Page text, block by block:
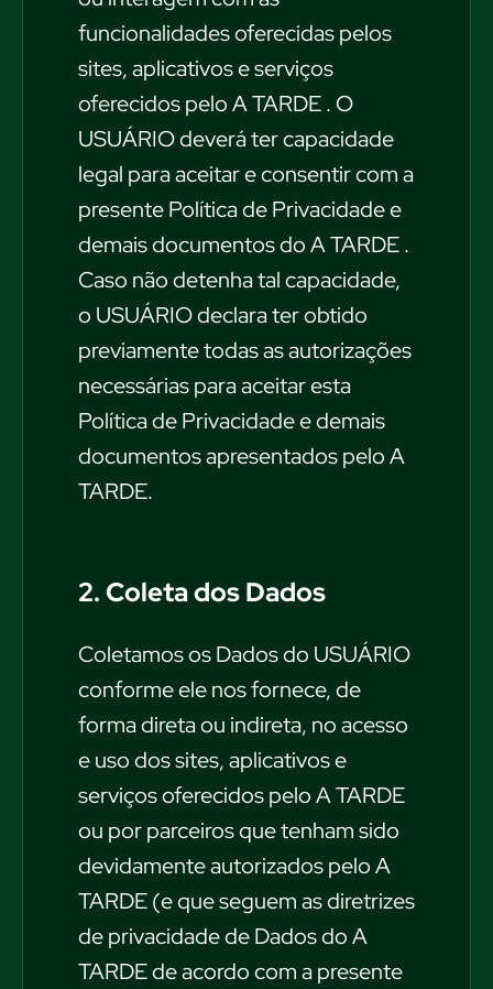
funcionalidades oferecidas pelos
sites, aplicativos e serviços
oferecidos pelo A TARDE . O
USUÁRIO deverá ter capacidade
legal para aceitar e consentir com a
presente Política de Privacidade e
demais documentos do A TARDE .
Caso não detenha tal capacidade,
o USUÁRIO declara ter obtido
previamente todas as autorizações
necessárias para aceitar esta
Política de Privacidade e demais
documentos apresentados pelo A
TARDE.
2. Coleta dos Dados
Coletamos os Dados do USUÁRIO
conforme ele nos fornece, de
forma direta ou indireta, no acesso
e uso dos sites, aplicativos e
serviços oferecidos pelo A TARDE
ou por parceiros que tenham sido
devidamente autorizados pelo A
TARDE (e que seguem as diretrizes
de privacidade de Dados do A
TARDE de acordo com a presente